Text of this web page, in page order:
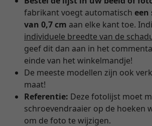
fabrikant voegt automatisch een
van 0,7 cm aan elke kant toe.
individuele breedte van de
geef dit dan aan in het
einde van het winkelmandje!
De meeste modellen zijn ook
maat!
Referentie: Deze fotolijst moet
schroevendraaier op de hoeken
om de foto te wijzigen.